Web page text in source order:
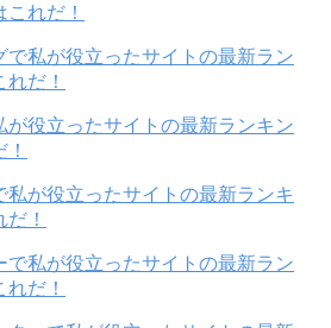
れだ！
で私が役立ったサイトの最新ラン
だ！
が役立ったサイトの最新ランキン
私が役立ったサイトの最新ランキ
！
で私が役立ったサイトの最新ラン
だ！